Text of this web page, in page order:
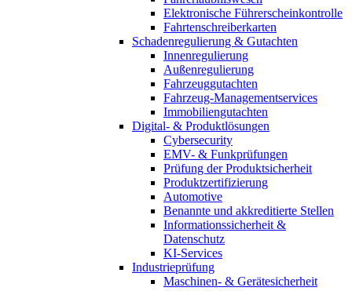
Elektronische Führerscheinkontrolle
Fahrtenschreiberkarten
Schadenregulierung & Gutachten
Innenregulierung
Außenregulierung
Fahrzeuggutachten
Fahrzeug-Managementservices
Immobiliengutachten
Digital- & Produktlösungen
Cybersecurity
EMV- & Funkprüfungen
Prüfung der Produktsicherheit
Produktzertifizierung
Automotive
Benannte und akkreditierte Stellen
Informationssicherheit &
Datenschutz
KI-Services
Industrieprüfung
Maschinen- & Gerätesicherheit